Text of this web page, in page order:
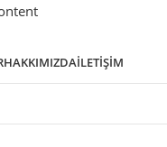
HAKKIMIZDAİLETIŞIM